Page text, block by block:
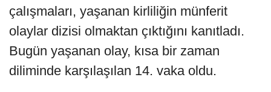
çalışmaları, yaşanan kirliliğin münferit
olaylar dizisi olmaktan çıktığını kanıtladı.
Bugün yaşanan olay, kısa bir zaman
diliminde karşılaşılan 14. vaka oldu.